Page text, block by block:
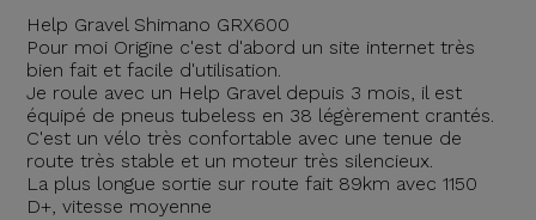
Help Gravel Shimano GRX600
Pour moi Origine c'est d'abord un site internet très
bien fait et facile d'utilisation.
Je roule avec un Help Gravel depuis 3 mois, il est
équipé de pneus tubeless en 38 légèrement crantés.
C'est un vélo très confortable avec une tenue de
route très stable et un moteur très silencieux.
La plus longue sortie sur route fait 89km avec 1150
D+, vitesse moyenne